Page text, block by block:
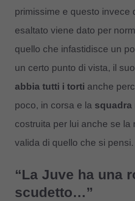
primissime e questo invece
esaltato viene dato per
quello che infastidisce un
un certo punto di vista, il
abbia tutti i torti anche
poco, in corsa e la squadra
costruita per lui anche se la
valida di quello che si pensi.
“La Juve ha una
scudetto…”